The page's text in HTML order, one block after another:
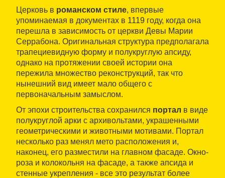
Церковь в романском стиле, впервые
упоминаемая в документах в 1119 году, когда она
перешла в зависимость от церкви Девы Марии
Серрабона. Оригинальная структура предполагала
трапециевидную форму и полукруглую апсиду,
однако на протяжении своей истории она
пережила множество реконструкций, так что
нынешний вид имеет мало общего с
первоначальным замыслом.
От эпохи строительства сохранился портал в виде
полукруглой арки с архивольтами, украшенными
геометрическими и животными мотивами. Портал
несколько раз менял мето расположения и,
наконец, его разместили на главном фасаде. Окно-
роза и колокольня на фасаде, а также апсида и
стенные укрепления - все это результат более